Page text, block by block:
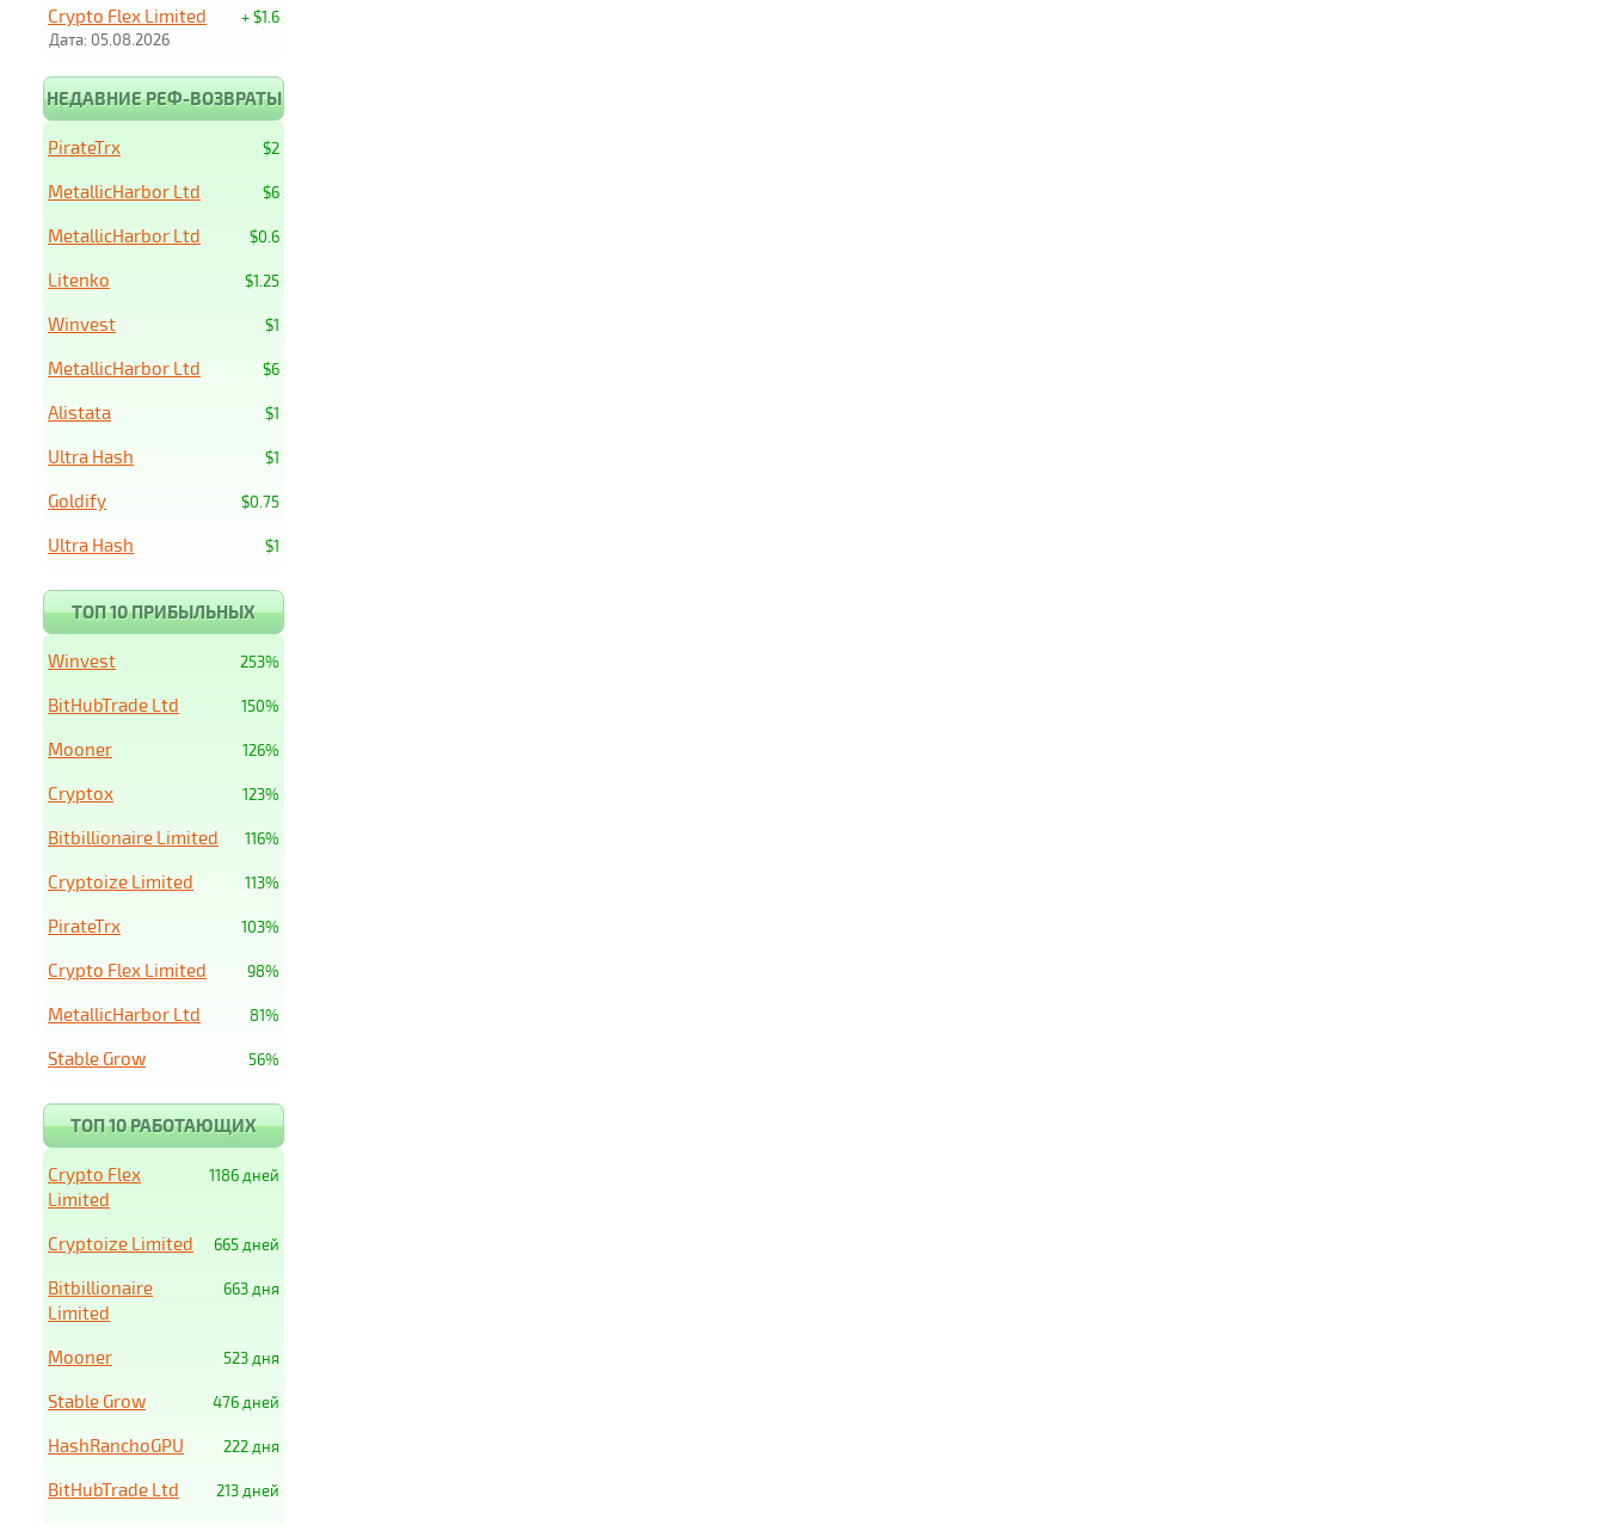
+ $1.6
Crypto Flex Limited
Дата: 05.08.2026
НЕДАВНИЕ РЕФ-ВОЗВРАТЫ
$2
PirateTrx
$6
MetallicHarbor Ltd
$0.6
MetallicHarbor Ltd
$1.25
Litenko
$1
Winvest
$6
MetallicHarbor Ltd
$1
Alistata
$1
Ultra Hash
$0.75
Goldify
$1
Ultra Hash
ТОП 10 ПРИБЫЛЬНЫХ
253%
Winvest
150%
BitHubTrade Ltd
126%
Mooner
123%
Cryptox
116%
Bitbillionaire Limited
113%
Cryptoize Limited
103%
PirateTrx
98%
Crypto Flex Limited
81%
MetallicHarbor Ltd
56%
Stable Grow
ТОП 10 РАБОТАЮЩИХ
1186 дней
Crypto Flex
Limited
665 дней
Cryptoize Limited
663 дня
Bitbillionaire
Limited
523 дня
Mooner
476 дней
Stable Grow
222 дня
HashRanchoGPU
213 дней
BitHubTrade Ltd